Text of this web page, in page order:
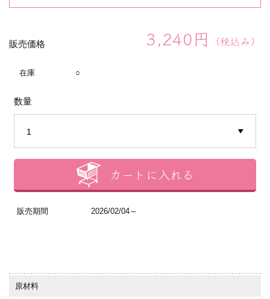
販売価格 3,240円 （税込み）
在庫 ○
数量
カートに入れる
販売期間 2026/02/04～
原材料